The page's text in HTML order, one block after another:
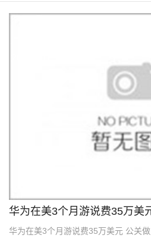
华为在美3个月游说费35万美
华为在美3个月游说费35万美元 公关做
10